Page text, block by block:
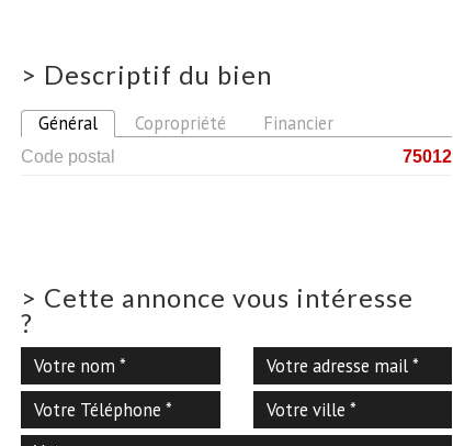
> Descriptif du bien
Général Copropriété Financier
Code postal 75012
> Cette annonce vous intéresse
?